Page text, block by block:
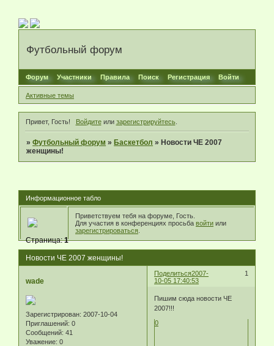
Футбольный форум
Форум Участники Правила Поиск Регистрация Войти
Активные темы
Привет, Гость! Войдитеили зарегистрируйтесь.
»Футбольный форум » Баскетбол » Новости ЧЕ 2007
женщины!
Информационное табло
Приветствуем тебя на форуме, Гость.
Для участия в конференциях просьба войти или
зарегистрироваться
Новости ЧЕ 2007 женщины!
Страница:1
Поделиться 1
2007-
10-05 17:40:53
wade
Зарегистрирован: 2007-10-04
Приглашений: 0
Сообщений: 41
Уважение: 0
Пишим сюда новости ЧЕ
2007!!!
0